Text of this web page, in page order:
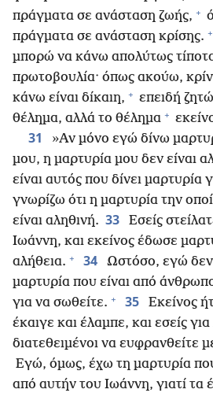
πράγματα σε ανάσταση ζωής, +
πράγματα σε ανάσταση κρίσης. +
μπορώ να κάνω απολύτως
πρωτοβουλία· όπως ακούω,
κάνω είναι δίκαιη, + επειδή
θέλημα, αλλά το θέλημα +
31 »Αν μόνο εγώ δίνω
μου, η μαρτυρία μου δεν είναι
είναι αυτός που δίνει μαρτυρία
γνωρίζω ότι η μαρτυρία την
είναι αληθινή. 33
Εσείς
Ιωάννη, και εκείνος έδωσε
αλήθεια. + 34
Ωστόσο, εγώ δεν
μαρτυρία που είναι από
για να σωθείτε. + 35
Εκείνος
έκαιγε και έλαμπε, και εσείς
διατεθειμένοι να ευφρανθείτε
Εγώ, όμως, έχω τη μαρτυρία
από αυτήν του Ιωάννη, γιατί τα